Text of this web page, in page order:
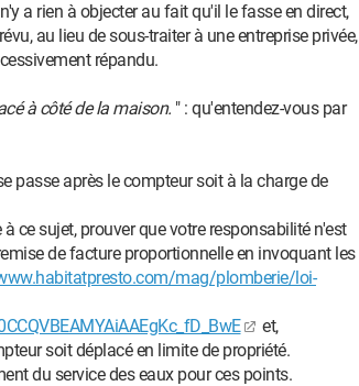
a rien à objecter au fait qu'il le fasse en direct,
au lieu de sous-traiter à une entreprise privée,
répandu.
à côté de la maison. " : qu'entendez-vous par
passe après le compteur soit à la charge de
ce sujet, prouver que votre responsabilité n'est
de facture proportionnelle en invoquant les
mag/plomberie/loi-
et,
soit déplacé en limite de propriété.
du service des eaux pour ces points.